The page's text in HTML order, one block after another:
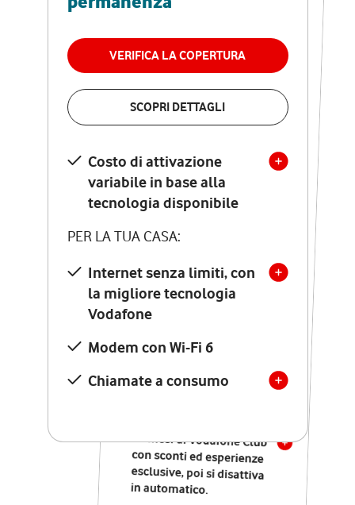
VERIFICA LA COPERTURA
SCOPRI DETTAGLI
Costo di attivazione
variabile in base alla
tecnologia disponibile
PER LA TUA CASA:
Internet senza limiti, con
la migliore tecnologia
Vodafone
Modem con Wi-Fi 6
Chiamate a consumo
permanenza
VERIFICA LA COPERTURA
Costo di attivazione
variabile in base alla
tecnologia disponibile
PER LA TUA CASA:
Internet senza limiti, con
la migliore tecnologia
Vodafone
Modem Seven con Wi-Fi 7
Chiamate illimitate verso
numeri fissi e mobili
nazionali
12 mesi di Vodafone Club
con sconti ed esperienze
esclusive, poi si disattiva
in automatico.